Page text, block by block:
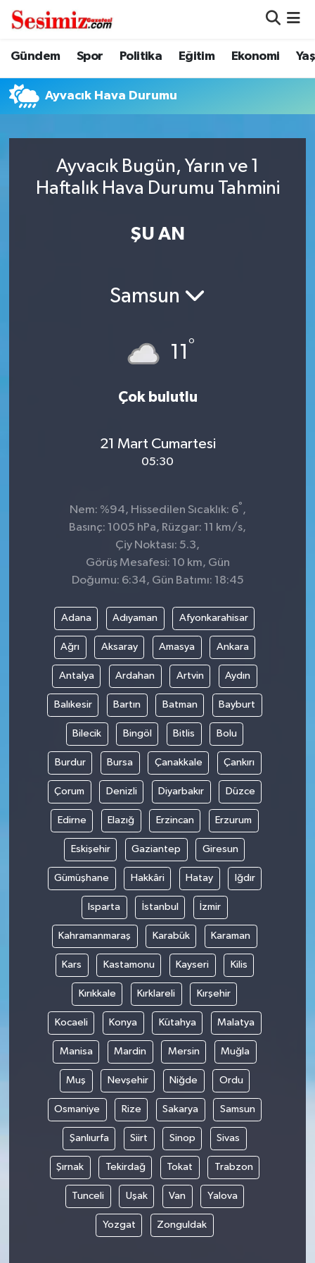
Gündem Spor Politika Eğitim Ekonomi
Ayvacık Hava Durumu
Ayvacık Bugün, Yarın ve 1
Haftalık Hava Durumu Tahmini
ŞU AN
Samsun
11 °
Çok bulutlu
21 Mart Cumartesi
05:30
Nem: %94, Hissedilen Sıcaklık: 6° ,
Basınç: 1005 hPa, Rüzgar: 11 km/s,
Çiy Noktası: 5.3,
Görüş Mesafesi: 10 km, Gün
Doğumu: 6:34, Gün Batımı: 18:45
Adana Adıyaman Afyonkarahisar
Ağrı Aksaray Amasya Ankara
Antalya Ardahan Artvin Aydın
Balıkesir Bartın Batman Bayburt
Bilecik Bingöl Bitlis Bolu
Burdur Bursa Çanakkale Çankırı
Çorum Denizli Diyarbakır Düzce
Edirne Elazığ Erzincan Erzurum
Eskişehir Gaziantep Giresun
Gümüşhane Hakkâri Hatay Iğdır
Isparta İstanbul İzmir
Kahramanmaraş Karabük Karaman
Kars Kastamonu Kayseri Kilis
Kırıkkale Kırklareli Kırşehir
Kocaeli Konya Kütahya Malatya
Manisa Mardin Mersin Muğla
Muş Nevşehir Niğde Ordu
Osmaniye Rize Sakarya Samsun
Şanlıurfa Siirt Sinop Sivas
Şırnak Tekirdağ Tokat Trabzon
Tunceli Uşak Van Yalova
Yozgat Zonguldak
Dünya
Eğitim
Genel
Gündem
Nöbetçi Eczaneler
Hava Durumu
Trafik Durumu
Süper Lig Puan Durumu ve Fikstür